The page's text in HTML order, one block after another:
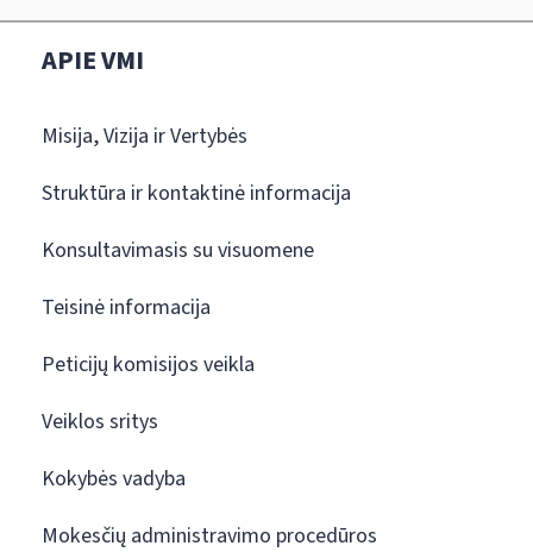
APIE VMI
Misija, Vizija ir Vertybės
Struktūra ir kontaktinė informacija
Konsultavimasis su visuomene
Teisinė informacija
Peticijų komisijos veikla
Veiklos sritys
Kokybės vadyba
Mokesčių administravimo procedūros